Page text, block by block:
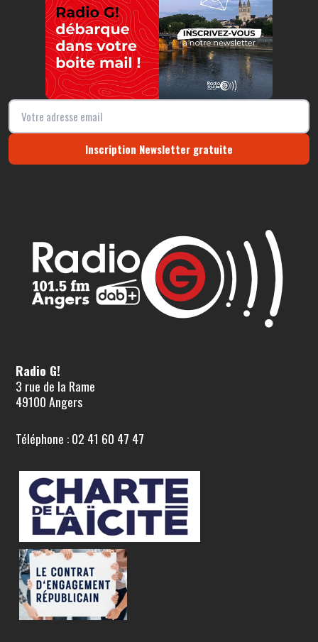
Inscription Newsletter gratuite
Radio G!
3 rue de la Rame
49100 Angers
Téléphone : 02 41 60 47 47